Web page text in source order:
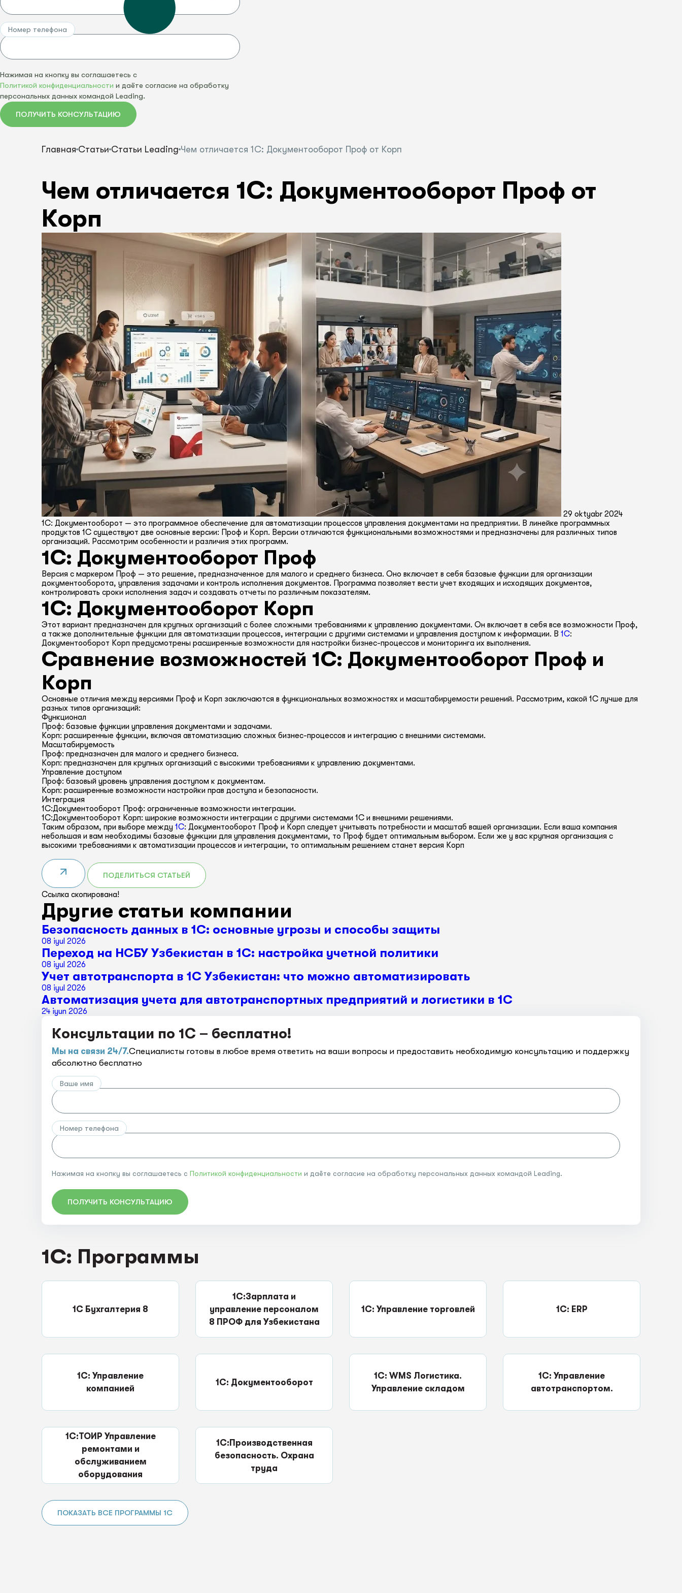
ПОСМОТРЕТЬ ВСЕ
СКАЧАТЬ ПРАЙС-ЛИСТ ВСЕ УСЛУГИ
Номер телефона
Нажимая на кнопку вы соглашаетесь с
Политикой конфиденциальности и даёте согласие на обработку
персональных данных командой Leading.
ПОЛУЧИТЬ КОНСУЛЬТАЦИЮ
Главная Статьи Статьи Leading Чем отличается 1С: Документооборот Проф от Корп
Чем отличается 1С: Документооборот Проф от
Корп
29 oktyabr 2024
1С: Документооборот — это программное обеспечение для автоматизации процессов управления документами на предприятии. В линейке программных
продуктов 1С существуют две основные версии: Проф и Корп. Версии отличаются функциональными возможностями и предназначены для различных типов
организаций. Рассмотрим особенности и различия этих программ.
1С: Документооборот Проф
Версия с маркером Проф — это решение, предназначенное для малого и среднего бизнеса. Оно включает в себя базовые функции для организации
документооборота, управления задачами и контроль исполнения документов. Программа позволяет вести учет входящих и исходящих документов,
контролировать сроки исполнения задач и создавать отчеты по различным показателям.
1С: Документооборот Корп
Этот вариант предназначен для крупных организаций с более сложными требованиями к управлению документами. Он включает в себя все возможности Проф,
а также дополнительные функции для автоматизации процессов, интеграции с другими системами и управления доступом к информации. В 1С:
Документооборот Корп предусмотрены расширенные возможности для настройки бизнес-процессов и мониторинга их выполнения.
Сравнение возможностей 1С: Документооборот Проф и
Корп
Основные отличия между версиями Проф и Корп заключаются в функциональных возможностях и масштабируемости решений. Рассмотрим, какой 1С лучше для
разных типов организаций:
Функционал
Проф: базовые функции управления документами и задачами.
Корп: расширенные функции, включая автоматизацию сложных бизнес-процессов и интеграцию с внешними системами.
Масштабируемость
Проф: предназначен для малого и среднего бизнеса.
Корп: предназначен для крупных организаций с высокими требованиями к управлению документами.
Управление доступом
Проф: базовый уровень управления доступом к документам.
Корп: расширенные возможности настройки прав доступа и безопасности.
Интеграция
1С:Документооборот Проф: ограниченные возможности интеграции.
1С:Документооборот Корп: широкие возможности интеграции с другими системами 1С и внешними решениями.
Таким образом, при выборе между 1С: Документооборот Проф и Корп следует учитывать потребности и масштаб вашей организации. Если ваша компания
небольшая и вам необходимы базовые функции для управления документами, то Проф будет оптимальным выбором. Если же у вас крупная организация с
высокими требованиями к автоматизации процессов и интеграции, то оптимальным решением станет версия Корп
ПОДЕЛИТЬСЯ СТАТЬЕЙ
Ссылка скопирована!
Другие статьи компании
Безопасность данных в 1С: основные угрозы и способы защиты
08 iyul 2026
Переход на НСБУ Узбекистан в 1С: настройка учетной политики
08 iyul 2026
Учет автотранспорта в 1С Узбекистан: что можно автоматизировать
08 iyul 2026
Автоматизация учета для автотранспортных предприятий и логистики в 1С
24 iyun 2026
Консультации по 1С – бесплатно!
Мы на связи 24/7.Специалисты готовы в любое время ответить на ваши вопросы и предоставить необходимую консультацию и поддержку
абсолютно бесплатно
Ваше имя
Номер телефона
Нажимая на кнопку вы соглашаетесь с Политикой конфиденциальности и даёте согласие на обработку персональных данных командой Leading.
ПОЛУЧИТЬ КОНСУЛЬТАЦИЮ
1C: Программы
1С Бухгалтерия 8
1С:Зарплата и
управление персоналом
8 ПРОФ для Узбекистана
1С: Управление торговлей 1C: ERP
1С: Управление
компанией
1С: Документооборот
1С: WMS Логистика.
Управление складом
1С: Управление
автотранспортом.
1С:ТОИР Управление
ремонтами и
обслуживанием
оборудования
1С:Производственная
безопасность. Охрана
труда
ПОКАЗАТЬ ВСЕ ПРОГРАММЫ 1С